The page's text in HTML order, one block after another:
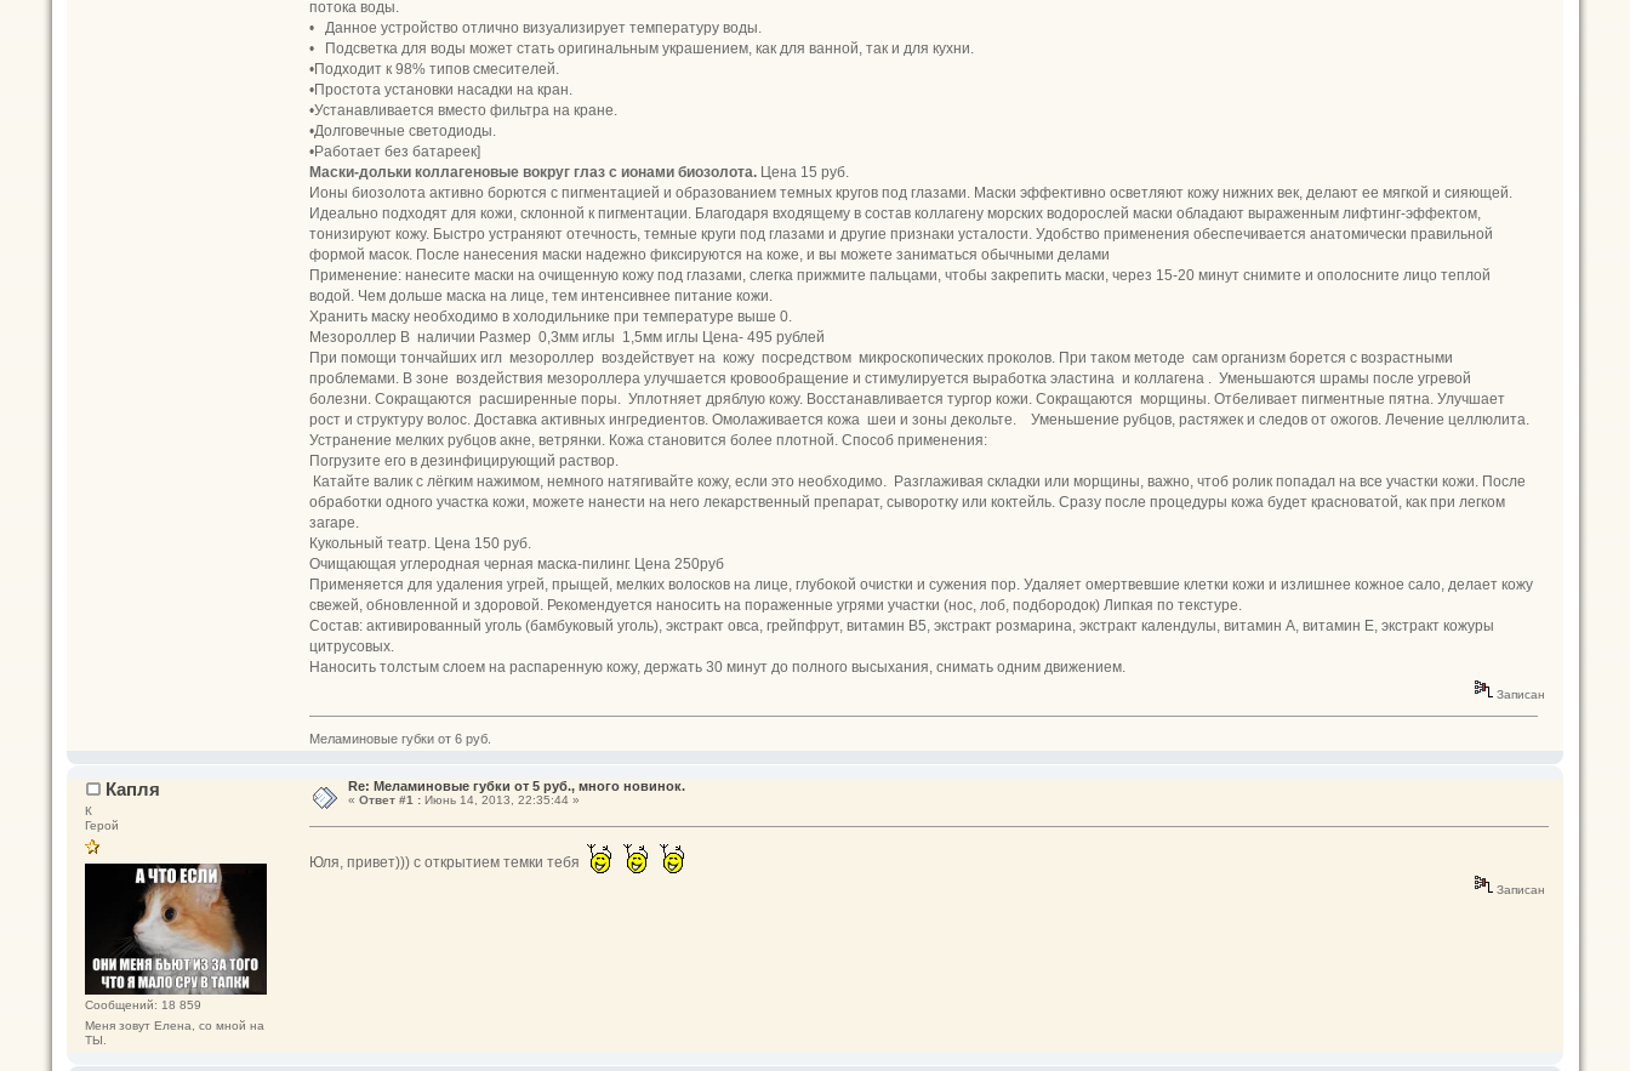
потока воды.
• Данное устройство отлично визуализирует температуру воды.
• Подсветка для воды может стать оригинальным украшением, как для ванной, так и для кухни.
•Подходит к 98% типов смесителей.
•Простота установки насадки на кран.
•Устанавливается вместо фильтра на кране.
•Долговечные светодиоды.
•Работает без батареек]
Маски-дольки коллагеновые вокруг глаз с ионами биозолота. Цена 15 руб.
Ионы биозолота активно борются с пигментацией и образованием темных кругов под глазами. Маски эффективно осветляют кожу нижних век, делают ее мягкой и сияющей.
Идеально подходят для кожи, склонной к пигментации. Благодаря входящему в состав коллагену морских водорослей маски обладают выраженным лифтинг-эффектом,
тонизируют кожу. Быстро устраняют отечность, темные круги под глазами и другие признаки усталости. Удобство применения обеспечивается анатомически правильной
формой масок. После нанесения маски надежно фиксируются на коже, и вы можете заниматься обычными делами
Применение: нанесите маски на очищенную кожу под глазами, слегка прижмите пальцами, чтобы закрепить маски, через 15-20 минут снимите и ополосните лицо теплой
водой. Чем дольше маска на лице, тем интенсивнее питание кожи.
Хранить маску необходимо в холодильнике при температуре выше 0.
Мезороллер В наличии Размер 0,3мм иглы 1,5мм иглы Цена- 495 рублей
При помощи тончайших игл мезороллер воздействует на кожу посредством микроскопических проколов. При таком методе сам организм борется с возрастными
проблемами. В зоне воздействия мезороллера улучшается кровообращение и стимулируется выработка эластина и коллагена . Уменьшаются шрамы после угревой
болезни. Сокращаются расширенные поры. Уплотняет дряблую кожу. Восстанавливается тургор кожи. Сокращаются морщины. Отбеливает пигментные пятна. Улучшает
рост и структуру волос. Доставка активных ингредиентов. Омолаживается кожа шеи и зоны декольте. Уменьшение рубцов, растяжек и следов от ожогов. Лечение целлюлита.
Устранение мелких рубцов акне, ветрянки. Кожа становится более плотной. Способ применения:
Погрузите его в дезинфицирующий раствор.
Катайте валик с лёгким нажимом, немного натягивайте кожу, если это необходимо. Разглаживая складки или морщины, важно, чтоб ролик попадал на все участки кожи. После
обработки одного участка кожи, можете нанести на него лекарственный препарат, сыворотку или коктейль. Сразу после процедуры кожа будет красноватой, как при легком
загаре.
Кукольный театр. Цена 150 руб.
Очищающая углеродная черная маска-пилинг. Цена 250руб
Применяется для удаления угрей, прыщей, мелких волосков на лице, глубокой очистки и сужения пор. Удаляет омертвевшие клетки кожи и излишнее кожное сало, делает кожу
свежей, обновленной и здоровой. Рекомендуется наносить на пораженные угрями участки (нос, лоб, подбородок) Липкая по текстуре.
Состав: активированный уголь (бамбуковый уголь), экстракт овса, грейпфрут, витамин B5, экстракт розмарина, экстракт календулы, витамин А, витамин Е, экстракт кожуры
цитрусовых.
Наносить толстым слоем на распаренную кожу, держать 30 минут до полного высыхания, снимать одним движением.
Записан
Меламиновые губки от 6 руб.
Капля
К
Герой
Сообщений: 18 859
Меня зовут Елена, со мной на
ТЫ.
Re: Меламиновые губки от 5 руб., много новинок.
« Ответ #1 :Июнь 14, 2013, 22:35:44 »
Юля, привет))) с открытием темки тебя
Записан